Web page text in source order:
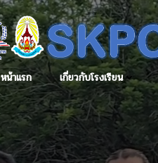
หน้าแรก เกี่ยวกับโรงเรียน